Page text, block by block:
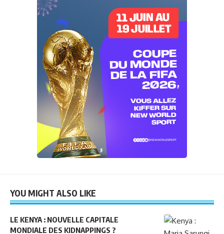
YOU MIGHT ALSO LIKE
LE KENYA : NOUVELLE CAPITALE
MONDIALE DES KIDNAPPINGS ?